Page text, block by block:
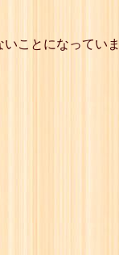
ことになっていま